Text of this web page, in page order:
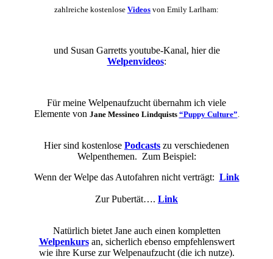
zahlreiche kostenlose Videos von Emily Larlham:
und Susan Garretts youtube-Kanal, hier die
Welpenvideos:
Für meine Welpenaufzucht übernahm ich viele
Elemente von Jane Messineo Lindquists “Puppy Culture”
Hier sind kostenlose Podcasts zu verschiedenen
Welpenthemen. Zum Beispiel:
Wenn der Welpe das Autofahren nicht verträgt: Link
Zur Pubertät…. Link
Natürlich bietet Jane auch einen kompletten
Welpenkursan, sicherlich ebenso empfehlenswert
wie ihre Kurse zur Welpenaufzucht (die ich nutze).